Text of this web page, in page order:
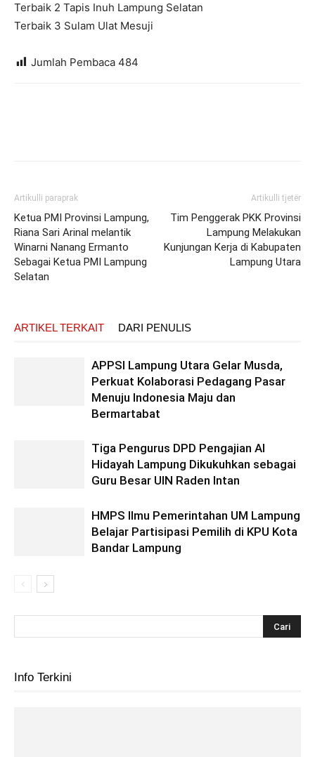
Terbaik 2 Tapis Inuh Lampung Selatan
Terbaik 3 Sulam Ulat Mesuji
Jumlah Pembaca 484
Artikulli paraprak
Ketua PMI Provinsi Lampung,
Riana Sari Arinal melantik
Winarni Nanang Ermanto
Sebagai Ketua PMI Lampung
Selatan
Artikulli tjetër
Tim Penggerak PKK Provinsi
Lampung Melakukan
Kunjungan Kerja di Kabupaten
Lampung Utara
ARTIKEL TERKAIT DARI PENULIS
APPSI Lampung Utara Gelar Musda,
Perkuat Kolaborasi Pedagang Pasar
Menuju Indonesia Maju dan
Bermartabat
Tiga Pengurus DPD Pengajian Al
Hidayah Lampung Dikukuhkan sebagai
Guru Besar UIN Raden Intan
HMPS Ilmu Pemerintahan UM Lampung
Belajar Partisipasi Pemilih di KPU Kota
Bandar Lampung
Info Terkini